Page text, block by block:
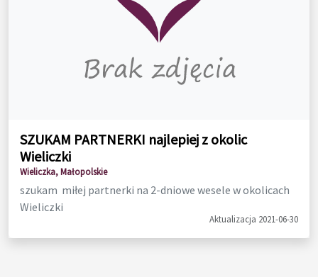
SZUKAM PARTNERKI najlepiej z okolic
Wieliczki
Wieliczka, Małopolskie
szukam miłej partnerki na 2-dniowe wesele w okolicach
Wieliczki
Aktualizacja 2021-06-30